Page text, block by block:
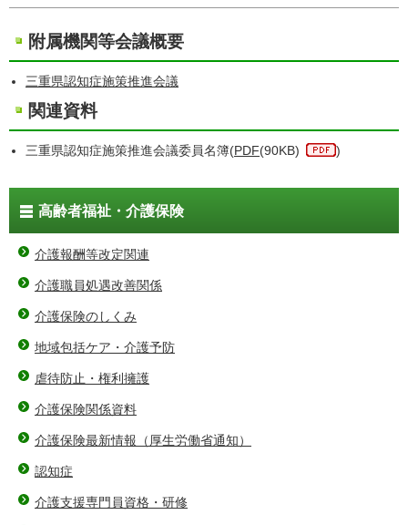
附属機関等会議概要
三重県認知症施策推進会議
関連資料
三重県認知症施策推進会議委員名簿(PDF(90KB) )
高齢者福祉・介護保険
介護報酬等改定関連
介護職員処遇改善関係
介護保険のしくみ
地域包括ケア・介護予防
虐待防止・権利擁護
介護保険関係資料
介護保険最新情報（厚生労働省通知）
認知症
介護支援専門員資格・研修